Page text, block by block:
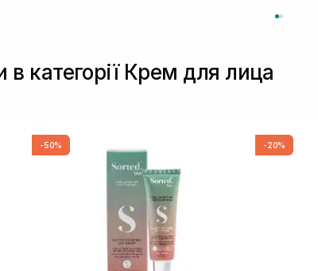
в категорії Крем для лица
-50% -20%